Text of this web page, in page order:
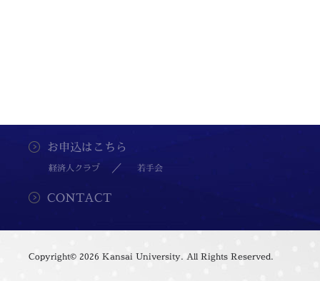
お申込はこちら
経済人クラブ 若手会
CONTACT
Copyright© 2026 Kansai University. All Rights Reserved.